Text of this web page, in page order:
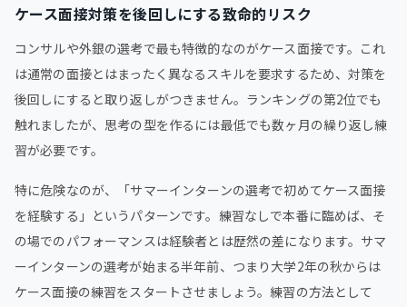
ケース面接対策を後回しにする致命的リスク
コンサルや外銀の選考で最も特徴的なのがケース面接です。これ
は通常の面接とはまったく異なるスキルを要求するため、対策を
後回しにすると取り返しがつきません。ランキングの第2位でも
触れましたが、思考の型を作るには最低でも数ヶ月の繰り返し練
習が必要です。
特に危険なのが、「サマーインターンの選考で初めてケース面接
を経験する」というパターンです。練習なしで本番に臨めば、そ
の場でのパフォーマンスは経験者とは歴然の差になります。サマ
ーインターンの選考が始まる半年前、つまり大学2年の秋からは
ケース面接の練習をスタートさせましょう。練習の方法として